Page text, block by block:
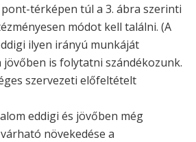
térképen túl a 3. ábra szerinti
módot kell találni. (A
ilyen irányú munkáját
is folytatni szándékozunk.
szervezeti előfeltételt
eddigi és jövőben még
növekedése a